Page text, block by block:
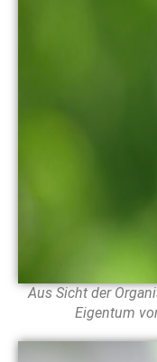
Aus Sicht der
Eigentum